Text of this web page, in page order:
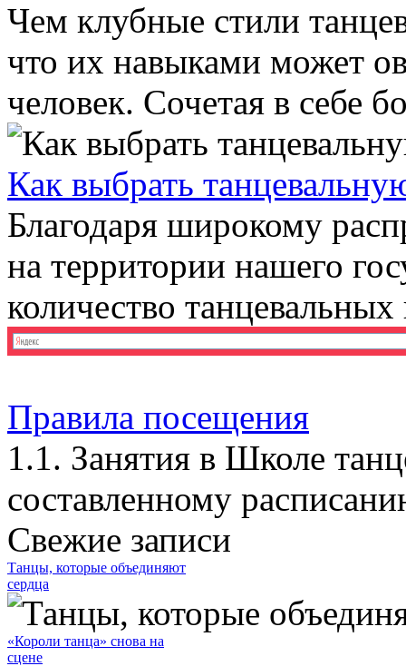
Чем клубные стили
что их навыками может
человек. Сочетая в себе
Как выбрать
Благодаря широкому
на территории нашего
количество
Правила посещения
1.1. Занятия в Школе
составленному
Свежие записи
Танцы, которые объединяют
сердца
«Короли танца» снова на
сцене